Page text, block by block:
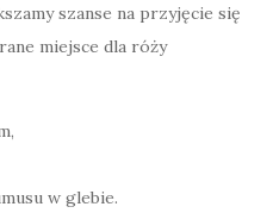
szanse na przyjęcie się
miejsce dla róży
w glebie.